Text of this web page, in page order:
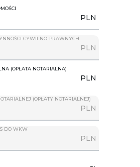
PLN
CYWILNO-PRAWNYCH
PLN
(OPŁATA NOTARIALNA)
PLN
(OPŁATY NOTARIALNEJ)
PLN
DO WKW
PLN